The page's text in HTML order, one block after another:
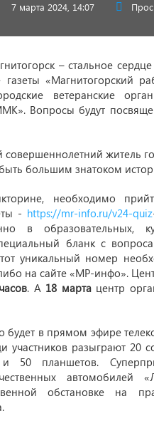
7 марта 2024, 14:07
– стальное
«Магнитогорский
ветеранские
Вопросы будут
житель
большим знатоком
необходимо
- https://mr-info.ru/v24-quiz
в образовательных,
бланк с
уникальный номер
на сайте «МР-инфо».
. А 18 мартацентр
будет в прямом эфире
участников разыграют 20
50 планшетов.
автомобилей
обстановке на